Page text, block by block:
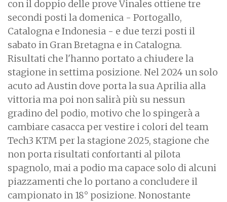
con il doppio delle prove Vinales ottiene tre
secondi posti la domenica - Portogallo,
Catalogna e Indonesia - e due terzi posti il
sabato in Gran Bretagna e in Catalogna.
Risultati che l'hanno portato a chiudere la
stagione in settima posizione. Nel 2024 un solo
acuto ad Austin dove porta la sua Aprilia alla
vittoria ma poi non salirà più su nessun
gradino del podio, motivo che lo spingerà a
cambiare casacca per vestire i colori del team
Tech3 KTM per la stagione 2025, stagione che
non porta risultati confortanti al pilota
spagnolo, mai a podio ma capace solo di alcuni
piazzamenti che lo portano a concludere il
campionato in 18° posizione. Nonostante